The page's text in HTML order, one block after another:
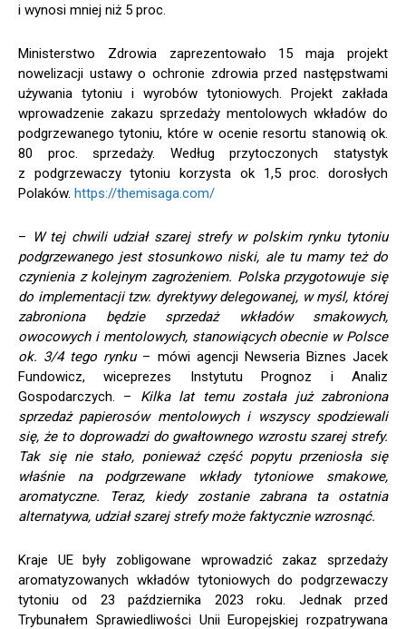
i wynosi mniej niż 5 proc.
Ministerstwo Zdrowia zaprezentowało 15 maja projekt
nowelizacji ustawy o ochronie zdrowia przed następstwami
używania tytoniu i wyrobów tytoniowych. Projekt zakłada
wprowadzenie zakazu sprzedaży mentolowych wkładów do
podgrzewanego tytoniu, które w ocenie resortu stanowią ok.
80 proc. sprzedaży. Według przytoczonych statystyk
z podgrzewaczy tytoniu korzysta ok 1,5 proc. dorosłych
Polaków. https://themisaga.com/
– W tej chwili udział szarej strefy w polskim rynku tytoniu
podgrzewanego jest stosunkowo niski, ale tu mamy też do
czynienia z kolejnym zagrożeniem. Polska przygotowuje się
do implementacji tzw. dyrektywy delegowanej, w myśl, której
zabroniona będzie sprzedaż wkładów smakowych,
owocowych i mentolowych, stanowiących obecnie w Polsce
ok. 3/4 tego rynku – mówi agencji Newseria Biznes Jacek
Fundowicz, wiceprezes Instytutu Prognoz i Analiz
Gospodarczych. – Kilka lat temu została już zabroniona
sprzedaż papierosów mentolowych i wszyscy spodziewali
się, że to doprowadzi do gwałtownego wzrostu szarej strefy.
Tak się nie stało, ponieważ część popytu przeniosła się
właśnie na podgrzewane wkłady tytoniowe smakowe,
aromatyczne. Teraz, kiedy zostanie zabrana ta ostatnia
alternatywa, udział szarej strefy może faktycznie wzrosnąć.
Kraje UE były zobligowane wprowadzić zakaz sprzedaży
aromatyzowanych wkładów tytoniowych do podgrzewaczy
tytoniu od 23 października 2023 roku. Jednak przed
Trybunałem Sprawiedliwości Unii Europejskiej rozpatrywana